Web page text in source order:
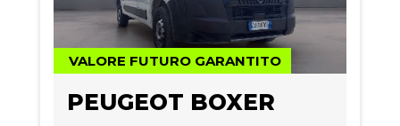
VALORE FUTURO GARANTITO
PEUGEOT BOXER